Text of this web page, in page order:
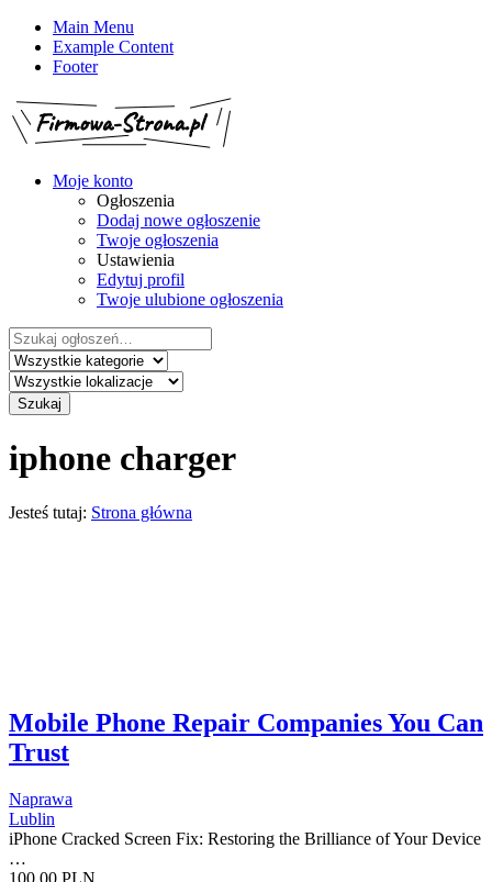
Main Menu
Example Content
Footer
Moje konto
Ogłoszenia
Dodaj nowe ogłoszenie
Twoje ogłoszenia
Ustawienia
Edytuj profil
Twoje ulubione ogłoszenia
Szukaj:
Szukaj
iphone charger
Jesteś tutaj: Strona główna
Mobile Phone Repair Companies You Can
Trust
Naprawa
Lublin
iPhone Cracked Screen Fix: Restoring the Brilliance of Your Device
…
100.00 PLN